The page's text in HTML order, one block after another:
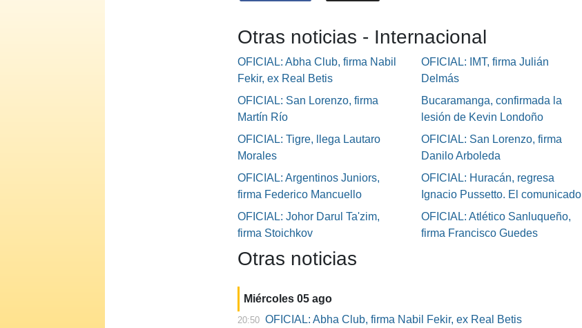
Otras noticias - Internacional
OFICIAL: Abha Club, firma Nabil
Fekir, ex Real Betis
OFICIAL: IMT, firma Julián
Delmás
OFICIAL: San Lorenzo, firma
Martín Río
Bucaramanga, confirmada la
lesión de Kevin Londoño
OFICIAL: Tigre, llega Lautaro
Morales
OFICIAL: San Lorenzo, firma
Danilo Arboleda
OFICIAL: Argentinos Juniors,
firma Federico Mancuello
OFICIAL: Huracán, regresa
Ignacio Pussetto. El comunicado
OFICIAL: Johor Darul Ta'zim,
firma Stoichkov
OFICIAL: Atlético Sanluqueño,
firma Francisco Guedes
Otras noticias
Miércoles 05 ago
20:50 OFICIAL: Abha Club, firma Nabil Fekir, ex Real Betis